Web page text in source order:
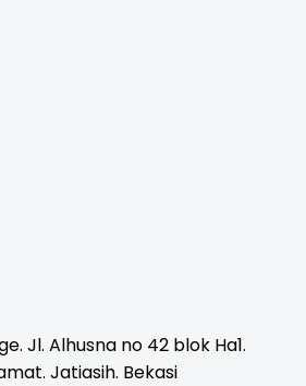
Jl. Alhusna no 42 blok Ha1.
Jatiasih. Bekasi